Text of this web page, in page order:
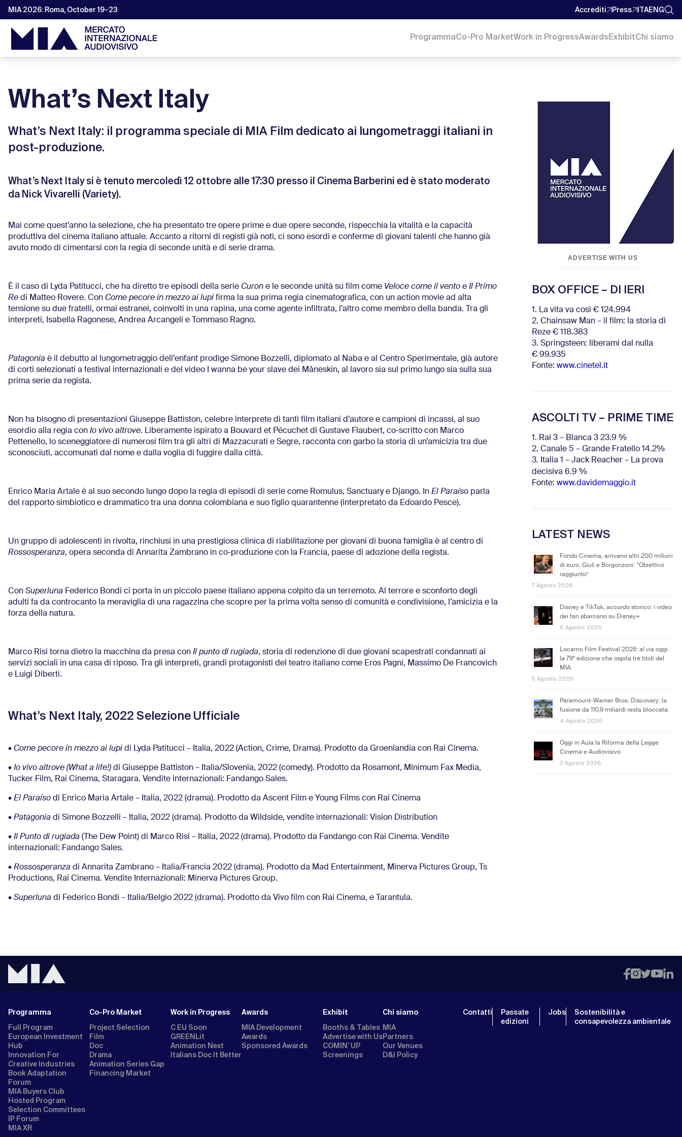
MIA 2026: Roma, October 19–23 Accrediti Press ITAENG
ProgrammaCo-Pro MarketWork in ProgressAwardsExhibitChi siamo
What’s Next Italy
What’s Next Italy: il programma speciale di MIA Film dedicato ai lungometraggi italiani in
post-produzione.
What’s Next Italy si è tenuto mercoledì 12 ottobre alle 17:30 presso il Cinema Barberini ed è stato moderato
da Nick Vivarelli (Variety).
Mai come quest’anno la selezione, che ha presentato tre opere prime e due opere seconde, rispecchia la vitalità e la capacità
produttiva del cinema italiano attuale. Accanto a ritorni di registi già noti, ci sono esordi e conferme di giovani talenti che hanno già
avuto modo di cimentarsi con la regia di seconde unità e di serie drama.
È il caso di Lyda Patitucci, che ha diretto tre episodi della serie Curon e le seconde unità su film come Veloce come il vento e Il Primo
Re di Matteo Rovere. Con Come pecore in mezzo ai lupi firma la sua prima regia cinematografica, con un action movie ad alta
tensione su due fratelli, ormai estranei, coinvolti in una rapina, una come agente infiltrata, l’altro come membro della banda. Tra gli
interpreti, Isabella Ragonese, Andrea Arcangeli e Tommaso Ragno.
Patagonia è il debutto al lungometraggio dell’enfant prodige Simone Bozzelli, diplomato al Naba e al Centro Sperimentale, già autore
di corti selezionati a festival internazionali e del video I wanna be your slave dei Måneskin, al lavoro sia sul primo lungo sia sulla sua
prima serie da regista.
Non ha bisogno di presentazioni Giuseppe Battiston, celebre interprete di tanti film italiani d’autore e campioni di incassi, al suo
esordio alla regia con Io vivo altrove. Liberamente ispirato a Bouvard et Pécuchet di Gustave Flaubert, co-scritto con Marco
Pettenello, lo sceneggiatore di numerosi film tra gli altri di Mazzacurati e Segre, racconta con garbo la storia di un’amicizia tra due
sconosciuti, accomunati dal nome e dalla voglia di fuggire dalla città.
Enrico Maria Artale è al suo secondo lungo dopo la regia di episodi di serie come Romulus, Sanctuary e Django. In El Paraíso parla
del rapporto simbiotico e drammatico tra una donna colombiana e suo figlio quarantenne (interpretato da Edoardo Pesce).
Un gruppo di adolescenti in rivolta, rinchiusi in una prestigiosa clinica di riabilitazione per giovani di buona famiglia è al centro di
Rossosperanza, opera seconda di Annarita Zambrano in co-produzione con la Francia, paese di adozione della regista.
Con Superluna Federico Bondi ci porta in un piccolo paese italiano appena colpito da un terremoto. Al terrore e sconforto degli
adulti fa da controcanto la meraviglia di una ragazzina che scopre per la prima volta senso di comunità e condivisione, l’amicizia e la
forza della natura.
Marco Risi torna dietro la macchina da presa con Il punto di rugiada, storia di redenzione di due giovani scapestrati condannati ai
servizi sociali in una casa di riposo. Tra gli interpreti, grandi protagonisti del teatro italiano come Eros Pagni, Massimo De Francovich
e Luigi Diberti.
What’s Next Italy, 2022 Selezione Ufficiale
• Come pecore in mezzo ai lupi di Lyda Patitucci – Italia, 2022 (Action, Crime, Drama). Prodotto da Groenlandia con Rai Cinema.
• Io vivo altrove (What a life!) di Giuseppe Battiston – Italia/Slovenia, 2022 (comedy). Prodotto da Rosamont, Minimum Fax Media,
Tucker Film, Rai Cinema, Staragara. Vendite internazionali: Fandango Sales.
• El Paraíso di Enrico Maria Artale – Italia, 2022 (drama). Prodotto da Ascent Film e Young Films con Rai Cinema
• Patagonia di Simone Bozzelli – Italia, 2022 (drama). Prodotto da Wildside, vendite internazionali: Vision Distribution
• Il Punto di rugiada (The Dew Point) di Marco Risi – Italia, 2022 (drama). Prodotto da Fandango con Rai Cinema. Vendite
internazionali: Fandango Sales.
• Rossosperanza di Annarita Zambrano – Italia/Francia 2022 (drama). Prodotto da Mad Entertainment, Minerva Pictures Group, Ts
Productions, Rai Cinema. Vendite Internazionali: Minerva Pictures Group.
• Superluna di Federico Bondi – Italia/Belgio 2022 (drama). Prodotto da Vivo film con Rai Cinema, e Tarantula.
ADVERTISE WITH US
BOX OFFICE – DI IERI
1. La vita va così € 124.994
2. Chainsaw Man – il film: la storia di
Reze € 118.383
3. Springsteen: liberami dal nulla
€ 99.935
Fonte: www.cinetel.it
ASCOLTI TV – PRIME TIME
1. Rai 3 – Blanca 3 23.9 %
2. Canale 5 – Grande Fratello 14.2%
3. Italia 1 – Jack Reacher – La prova
decisiva 6.9 %
Fonte: www.davidemaggio.it
LATEST NEWS
Fondo Cinema, arrivano altri 200 milioni
di euro. Giuli e Borgonzoni: “Obiettivo
raggiunto”
7 Agosto 2026
Disney e TikTok, accordo storico: i video
dei fan sbarcano su Disney+
6 Agosto 2026
Locarno Film Festival 2026: al via oggi
la 79ª edizione che ospita tre titoli del
MIA
5 Agosto 2026
Paramount-Warner Bros. Discovery: la
fusione da 110,9 miliardi resta bloccata.
4 Agosto 2026
Oggi in Aula la Riforma della Legge
Cinema e Audiovisivo
3 Agosto 2026
Programma
Full Program
European Investment
Hub
Innovation For
Creative Industries
Book Adaptation
Forum
MIA Buyers Club
Hosted Program
Selection Committees
IP Forum
MIA XR
Co-Pro Market
Project Selection
Film
Doc
Drama
Animation Series Gap
Financing Market
Work in Progress
C EU Soon
GREENLit
Animation Next
Italians Doc It Better
Awards
MIA Development
Awards
Sponsored Awards
Exhibit
Booths & Tables
Advertise with Us
COMIN’ UP
Screenings
Chi siamo
MIA
Partners
Our Venues
D&I Policy
Contatti
Passate
edizioni
Jobs
Sostenibilità e
consapevolezza ambientale